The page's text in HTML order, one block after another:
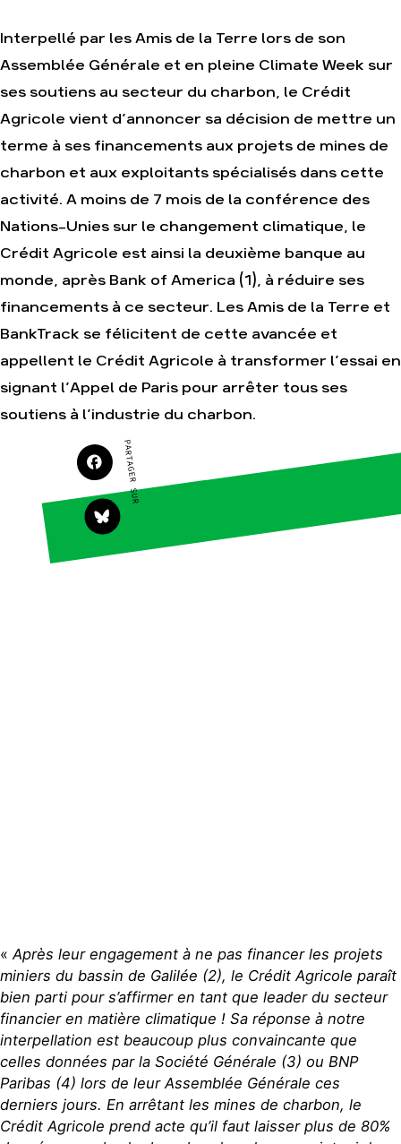
Faire un don
S'engager sur le
campagnes
Transmettre tout
patrimoine
Télécharger
gratuitement les
guides éco-
citoyens
thématiques
Climat – Énergie
Surproduction
Agriculture
Finance
Actualités
Publications
Contact
locaux
Interpellé par les Amis de la Terre lors de son
Assemblée Générale et en pleine Climate Week sur
ses soutiens au secteur du charbon, le Crédit
Agricole vient d’annoncer sa décision de mettre un
terme à ses financements aux projets de mines de
charbon et aux exploitants spécialisés dans cette
activité. A moins de 7 mois de la conférence des
Nations-Unies sur le changement climatique, le
Crédit Agricole est ainsi la deuxième banque au
monde, après Bank of America (1), à réduire ses
financements à ce secteur. Les Amis de la Terre et
BankTrack se félicitent de cette avancée et
appellent le Crédit Agricole à transformer l’essai en
signant l’Appel de Paris pour arrêter tous ses
soutiens à l’industrie du charbon.
PARTAGER SUR
« Après leur engagement à ne pas financer les projets
miniers du bassin de Galilée (2), le Crédit Agricole paraît
bien parti pour s’affirmer en tant que leader du secteur
financier en matière climatique ! Sa réponse à notre
interpellation est beaucoup plus convaincante que
celles données par la Société Générale (3) ou BNP
Paribas (4) lors de leur Assemblée Générale ces
derniers jours. En arrêtant les mines de charbon, le
Crédit Agricole prend acte qu’il faut laisser plus de 80%